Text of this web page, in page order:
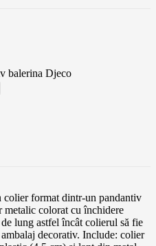
balerina Djeco
format dintr-un pandantiv
metalic colorat cu închidere
lung astfel încât colierul să fie
decorativ. Include: colier